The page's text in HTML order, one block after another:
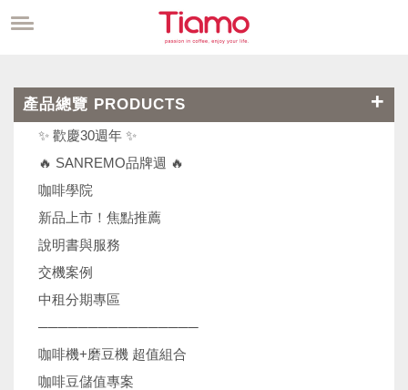
產品總覽 PRODUCTS
✨ 歡慶30週年 ✨
🔥 SANREMO品牌週 🔥
咖啡學院
新品上市！焦點推薦
說明書與服務
交機案例
中租分期專區
────────────────
咖啡機+磨豆機 超值組合
咖啡豆儲值專案